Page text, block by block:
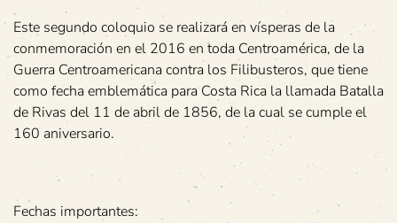
Este segundo coloquio se realizará en vísperas de la
conmemoración en el 2016 en toda Centroamérica, de la
Guerra Centroamericana contra los Filibusteros, que tiene
como fecha emblemática para Costa Rica la llamada Batalla
de Rivas del 11 de abril de 1856, de la cual se cumple el
160 aniversario.
Fechas importantes: